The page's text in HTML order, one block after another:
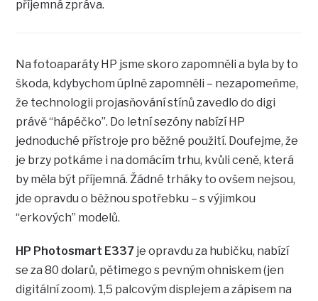
příjemná zpráva.
Na fotoaparáty HP jsme skoro zapomněli a byla by to
škoda, kdybychom úplně zapomněli – nezapomeňme,
že technologii projasňování stínů zavedlo do digi
právě “hápéčko”. Do letní sezóny nabízí HP
jednoduché přístroje pro běžné použití. Doufejme, že
je brzy potkáme i na domácím trhu, kvůli ceně, která
by měla být příjemná. Žádné trháky to ovšem nejsou,
jde opravdu o běžnou spotřebku – s výjimkou
“erkových” modelů.
HP Photosmart E337 je opravdu za hubičku, nabízí
se za 80 dolarů, pětimego s pevným ohniskem (jen
digitální zoom). 1,5 palcovým displejem a zápisem na